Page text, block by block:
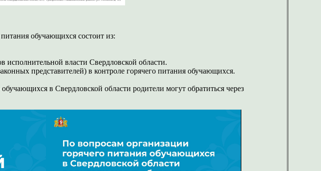
обучающихся состоит из:
исполнительной власти Свердловской области.
представителей) в контроле горячего питания обучающихся.
в Свердловской области родители могут обратиться через